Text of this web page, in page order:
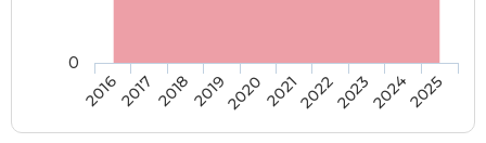
20162017 20182019202020212022202320242025
0